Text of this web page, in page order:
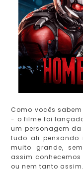
Como vocês
- o filme foi
um personagem da
tudo ali pensando
muito grande,
assim
ou nem tanto assim.